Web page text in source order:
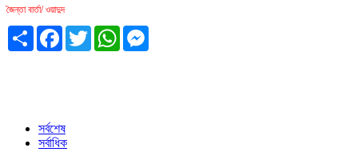
জৈন্তা বার্তা/ ওয়াদুদ
Share Facebook
TwitterWhatsApp
সর্বশেষ
সর্বাধিক